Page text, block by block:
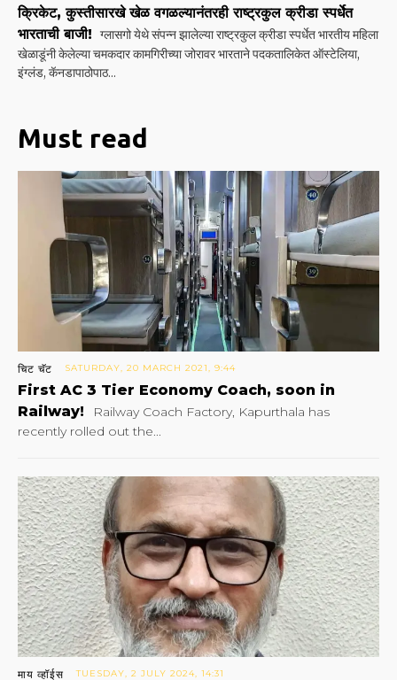
क्रिकेट, कुस्तीसारखे खेळ वगळल्यानंतरही राष्ट्रकुल क्रीडा स्पर्धेत
भारताची बाजी! ग्लासगो येथे संपन्न झालेल्या राष्ट्रकुल क्रीडा स्पर्धेत भारतीय महिला
खेळाडूंनी केलेल्या चमकदार कामगिरी‌च्या जोरावर भारताने पदकतालिकेत ऑस्टेलिया,
इंग्लंड, कॅनडापाठोपाठ...
Must read
चिट चॅट SATURDAY, 20 MARCH 2021, 9:44
First AC 3 Tier Economy Coach, soon in
Railway!
Railway Coach Factory, Kapurthala has
recently rolled out the...
माय व्हॉईस TUESDAY, 2 JULY 2024, 14:31